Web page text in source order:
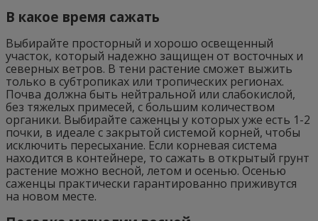
В какое время сажать
Выбирайте просторный и хорошо освещенный
участок, который надежно защищен от восточных и
северных ветров. В тени растение сможет выжить
только в субтропиках или тропических регионах.
Почва должна быть нейтральной или слабокислой,
без тяжелых примесей, с большим количеством
органики. Выбирайте саженцы у которых уже есть 1-2
почки, в идеале с закрытой системой корней, чтобы
исключить пересыхание. Если корневая система
находится в контейнере, то сажать в открытый грунт
растение можно весной, летом и осенью. Осенью
саженцы практически гарантированно приживутся
на новом месте.